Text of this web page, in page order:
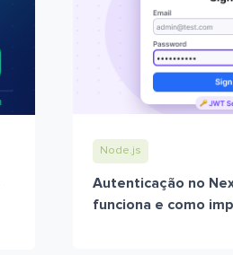
Node.js
Autenticação no
funciona e como